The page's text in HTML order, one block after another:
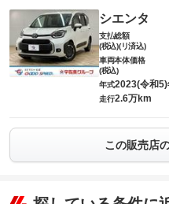
シエンタ
支払総額
(税込)(リ済込)
車両本体価格
(税込)
年式2023(令和5)
走行2.6万km
この販売店